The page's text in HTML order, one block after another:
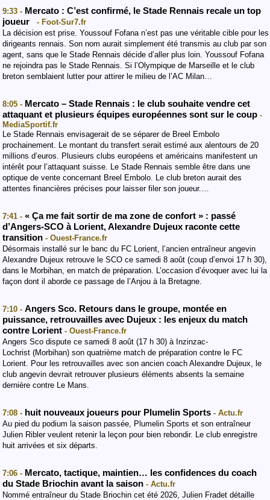
9:33 - Mercato : C’est confirmé, le Stade Rennais recale un top
joueur - Foot-Sur7.fr
La décision est prise. Youssouf Fofana n’est pas une véritable cible pour les
dirigeants rennais. Son nom aurait simplement été transmis au club par son
agent, sans que le Stade Rennais décide d’aller plus loin. Youssouf Fofana
ne rejoindra pas le Stade Rennais. Si l’Olympique de Marseille et le club
breton semblaient lutter pour attirer le milieu de l’AC Milan…
8:05 - Mercato – Stade Rennais : le club souhaite vendre cet
attaquant et plusieurs équipes européennes sont sur le coup -
MediaSportif.fr
Le Stade Rennais envisagerait de se séparer de Breel Embolo
prochainement. Le montant du transfert serait estimé aux alentours de 20
millions d’euros. Plusieurs clubs européens et américains manifestent un
intérêt pour l’attaquant suisse. Le Stade Rennais semble être dans une
optique de vente concernant Breel Embolo. Le club breton aurait des
attentes financières précises pour laisser filer son joueur.…
7:41 - « Ça me fait sortir de ma zone de confort » : passé
d’Angers-SCO à Lorient, Alexandre Dujeux raconte cette
transition - Ouest-France.fr
Désormais installé sur le banc du FC Lorient, l’ancien entraîneur angevin
Alexandre Dujeux retrouve le SCO ce samedi 8 août (coup d’envoi 17 h 30),
dans le Morbihan, en match de préparation. L’occasion d’évoquer avec lui la
façon dont il aborde ce passage de l’Anjou à la Bretagne.
7:10 - Angers Sco. Retours dans le groupe, montée en
puissance, retrouvailles avec Dujeux : les enjeux du match
contre Lorient - Ouest-France.fr
Angers Sco dispute ce samedi 8 août (17 h 30) à Inzinzac-
Lochrist (Morbihan) son quatrième match de préparation contre le FC
Lorient. Pour les retrouvailles avec son ancien coach Alexandre Dujeux, le
club angevin devrait retrouver plusieurs éléments absents la semaine
dernière contre Le Mans.
7:08 - huit nouveaux joueurs pour Plumelin Sports - Actu.fr
Au pied du podium la saison passée, Plumelin Sports et son entraîneur
Julien Ribler veulent retenir la leçon pour bien rebondir. Le club enregistre
huit arrivées et six départs.
7:06 - Mercato, tactique, maintien… les confidences du coach
du Stade Briochin avant la saison - Actu.fr
Nommé entraîneur du Stade Briochin cet été 2026, Julien Fradet détaille